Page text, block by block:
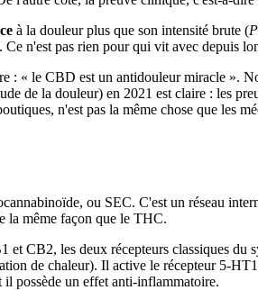
à la douleur plus que son intensité brute (
n'est pas rien pour qui vit avec depuis
: « le CBD est un antidouleur miracle ».
de la douleur) en 2021 est claire : les
n'est pas la même chose que les
ou SEC. C'est un réseau
la même façon que le THC.
CB2, les deux récepteurs classiques du
de chaleur). Il active le récepteur 5-
possède un effet anti-inflammatoire.